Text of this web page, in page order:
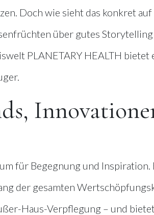
Doch wie sieht das konkret auf
über gutes
PLANETARY HEALTH bietet
für Begegnung und Inspiration.
der gesamten
Haus-Verpflegung – und